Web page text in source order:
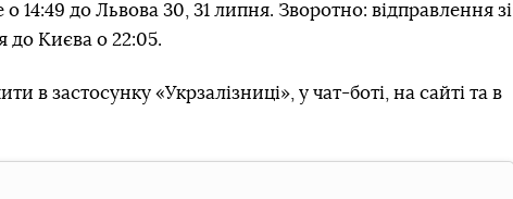
14:49 до Львова 30, 31 липня. Зворотно: відправлення зі
до Києва о 22:05.
в застосунку «Укрзалізниці», у чат-боті, на сайті та в